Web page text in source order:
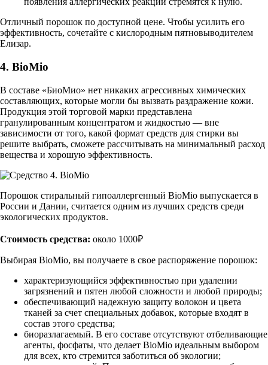
Отличный порошок по доступной цене. Чтобы усилить его
эффективность, сочетайте с кислородным пятновыводителем
Елизар.
4. BioMio
В составе «БиоМио» нет никаких агрессивных химических
составляющих, которые могли бы вызвать раздражение кожи.
Продукция этой торговой марки представлена
гранулированным концентратом и жидкостью — вне
зависимости от того, какой формат средств для стирки вы
решите выбрать, сможете рассчитывать на минимальный расход
вещества и хорошую эффективность.
Порошок стиральный гипоаллергенный BioMio выпускается в
России и Дании, считается одним из лучших средств среди
экологических продуктов.
Стоимость средства: около 1000₽
Выбирая BioMio, вы получаете в свое распоряжение порошок:
характеризующийся эффективностью при удалении
загрязнений и пятен любой сложности и любой природы;
обеспечивающий надежную защиту волокон и цвета
тканей за счет специальных добавок, которые входят в
состав этого средства;
биоразлагаемый. В его составе отсутствуют отбеливающие
агенты, фосфаты, что делает BioMio идеальным выбором
для всех, кто стремится заботиться об экологии;